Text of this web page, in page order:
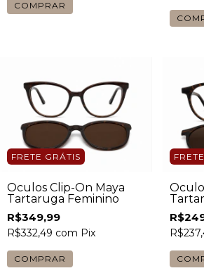
FRETE GRÁTIS
Óculos Clip-On Maya
Tartaruga Feminino
R$349,99
R$332,49 com Pix